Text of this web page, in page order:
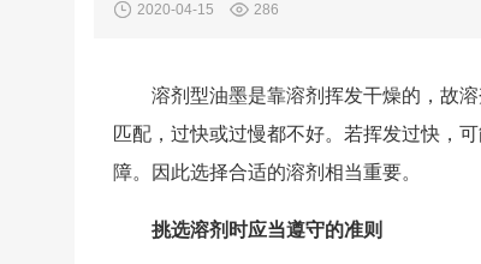
2020-04-15 286
溶剂型油墨是靠溶剂挥发干燥的，故
匹配，过快或过慢都不好。若挥发过快，
障。因此选择合适的溶剂相当重要。
挑选溶剂时应当遵守的准则